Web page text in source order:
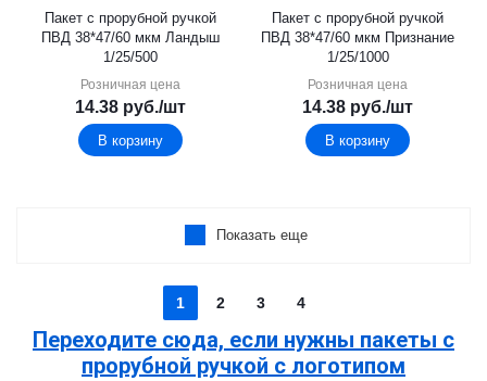
Пакет с прорубной ручкой
ПВД 38*47/60 мкм Ландыш
1/25/500
Розничная цена
14.38 руб./шт
В корзину
Пакет с прорубной ручкой
ПВД 38*47/60 мкм Признание
1/25/1000
Розничная цена
14.38 руб./шт
В корзину
Показать еще
1 2 3 4
Переходите сюда, если нужны пакеты с
прорубной ручкой с логотипом